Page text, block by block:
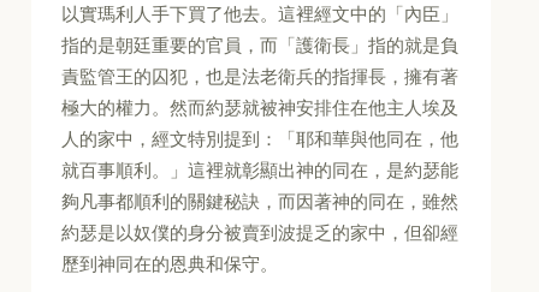
以實瑪利人手下買了他去。這裡經文中的「內臣」
指的是朝廷重要的官員，而「護衛長」指的就是負
責監管王的囚犯，也是法老衛兵的指揮長，擁有著
極大的權力。然而約瑟就被神安排住在他主人埃及
人的家中，經文特別提到：「耶和華與他同在，他
就百事順利。」這裡就彰顯出神的同在，是約瑟能
夠凡事都順利的關鍵秘訣，而因著神的同在，雖然
約瑟是以奴僕的身分被賣到波提乏的家中，但卻經
歷到神同在的恩典和保守。